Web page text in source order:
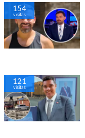
154
visitas
121
visitas